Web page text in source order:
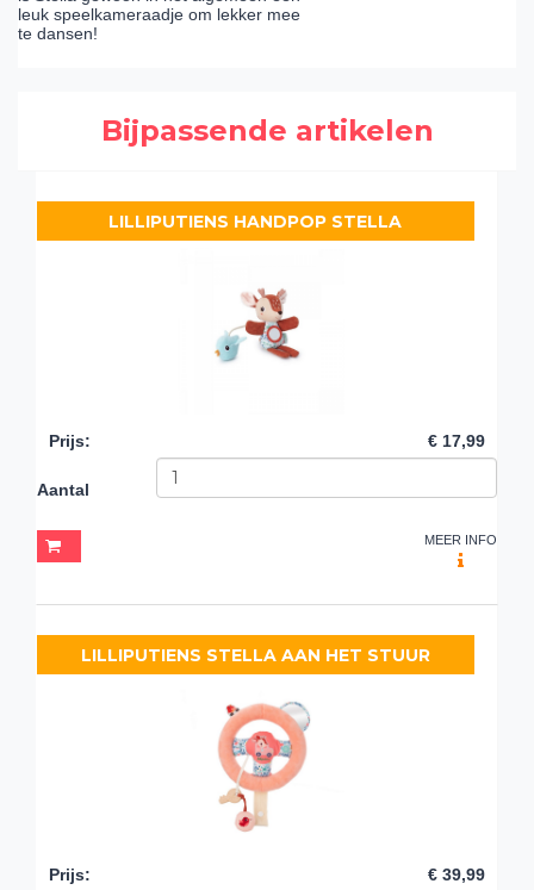
leuk speelkameraadje om lekker mee
te dansen!
Bijpassende artikelen
LILLIPUTIENS HANDPOP STELLA
Prijs: € 17,99
Aantal
MEER INFO
LILLIPUTIENS STELLA AAN HET STUUR
Prijs: € 39,99